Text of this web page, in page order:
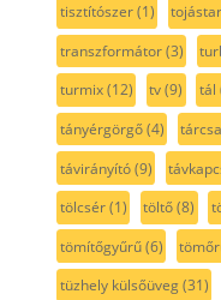
tisztítószer(1)
transzformátor(3)
turmix(12) tv(9) tál
tányérgörgő(4) tárcsa
távirányító(9)
tölcsér(1) töltő(8)
tömítőgyűrű(6)
tüzhely külsőüveg(31)